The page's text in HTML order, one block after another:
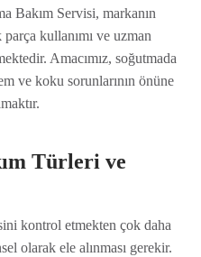
Bakım Servisi, markanın
kullanımı ve uzman
Amacımız, soğutmada
ve koku sorunlarının önüne
Türleri ve
kontrol etmekten çok daha
olarak ele alınması gerekir.